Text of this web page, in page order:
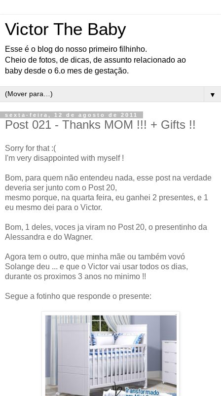
Victor The Baby
Esse é o blog do nosso primeiro filhinho.
Cheio de fotos, de dicas, de assunto relacionado ao
baby desde o 6.o mes de gestação.
▼
sexta-feira, 12 de agosto de 2011
Post 021 - Thanks MOM !!! + Gifts !!
Sorry for that :(
I'm very disappointed with myself !
Bom, para quem não entendeu nada, esse post na verdade
deveria ser junto com o Post 20,
mesmo porque, na quarta feira, eu ganhei 2 presentes, e 1
eu mesmo dei para o Victor.
Bom, 1 deles, voces ja viram no Post 20, o presentinho da
Alessandra e do Wagner.
Agora tem o outro, que minha mãe ou também vovó
Solange deu ... e que o Victor vai usar todos os dias,
durante os proximos 3 anos no minimo !!
Segue a fotinho que responde o presente: